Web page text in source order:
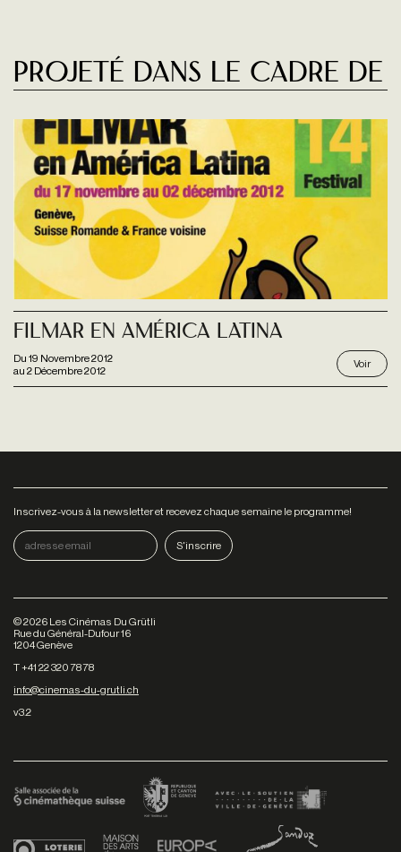
Projeté dans le cadre de
Du 19 Novembre 2012
au 2 Décembre 2012
Filmar En América Latina
Voir
Inscrivez-vous à la newsletter et recevez chaque semaine le programme!
©2026 Les Cinémas Du Grütli
Rue du Général-Dufour 16
1204 Genève
T +41 22 320 78 78
info@cinemas-du-grutli.ch
v3.2